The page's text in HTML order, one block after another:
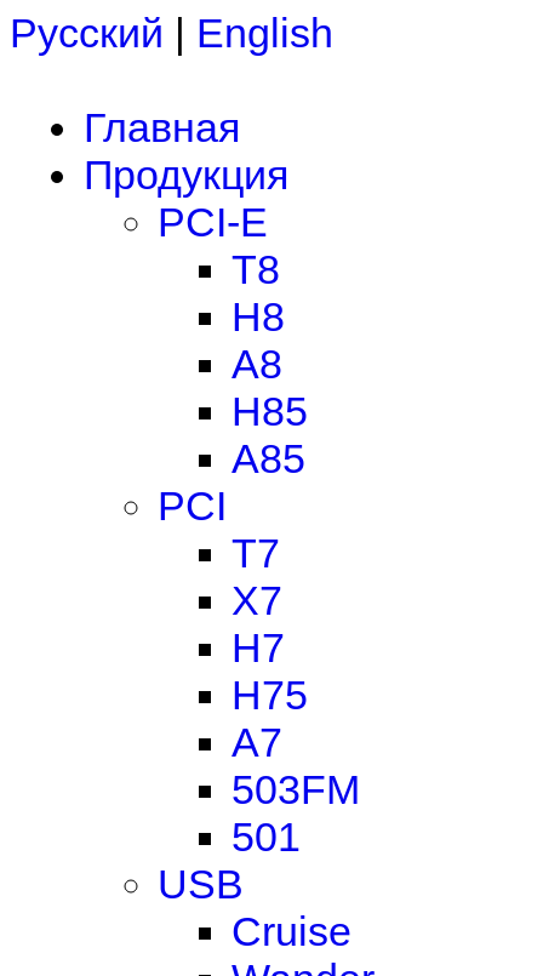
Русский | English
Главная
Продукция
PCI-E
T8
H8
A8
H85
A85
PCI
T7
X7
H7
H75
A7
503FM
501
USB
Cruise